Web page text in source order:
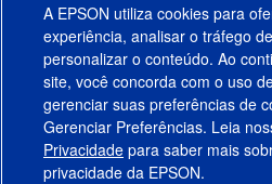
Produtos
Suporte
A EPSON utiliza cookies para
experiência, analisar o tráfego
personalizar o conteúdo. Ao
site, você concorda com o uso
gerenciar suas preferências de
Gerenciar Preferências. Leia
Privacidade para saber mais
privacidade da EPSON.